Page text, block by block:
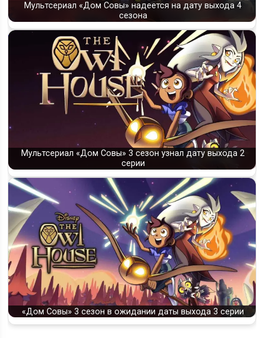
Мультсериал «Дом Совы» надеется на дату выхода 4
сезона
Мультсериал «Дом Совы» 3 сезон узнал дату выхода 2
серии
«Дом Совы» 3 сезон в ожидании даты выхода 3 серии